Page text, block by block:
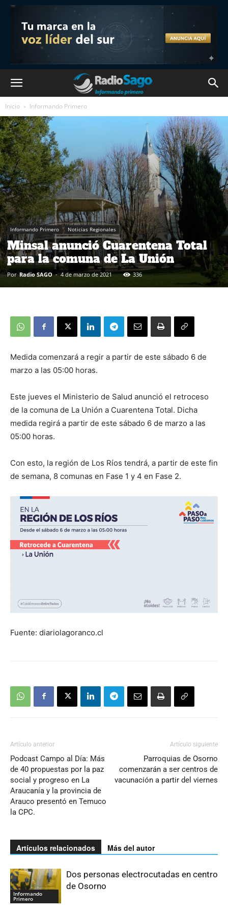
Inicio Informando Primero
Informando Primero Noticias Regionales
Minsal anunció Cuarentena Total
para la comuna de La Unión
Por Radio SAGO - 4 de marzo de 2021 336
Medida comenzará a regir a partir de este sábado 6 de
marzo a las 05:00 horas.
Este jueves el Ministerio de Salud anunció el retroceso
de la comuna de La Unión a Cuarentena Total. Dicha
medida regirá a partir de este sábado 6 de marzo a las
05:00 horas.
Con esto, la región de Los Ríos tendrá, a partir de este fin
de semana, 8 comunas en Fase 1 y 4 en Fase 2.
Fuente: diariolagoranco.cl
Artículo anterior
Podcast Campo al Día: Más
de 40 propuestas por la paz
social y progreso en La
Araucanía y la provincia de
Arauco presentó en Temuco
la CPC.
Artículo siguiente
Parroquias de Osorno
comenzarán a ser centros de
vacunación a partir del viernes
Artículos relacionados Más del autor
Informando
Primero
Dos personas electrocutadas en centro
de Osorno